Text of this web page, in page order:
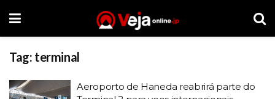
Tag: terminal
Aeroporto de Haneda reabrirá parte do